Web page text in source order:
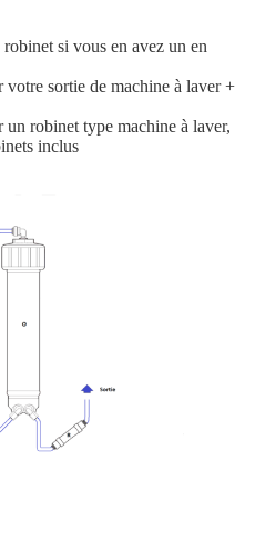
si vous en avez un en
sortie de machine à laver +
robinet type machine à laver,
inclus